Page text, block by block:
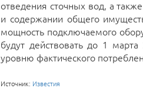
отведения сточных вод, а
и содержании общего
мощность подключаемого
будут действовать до 1
уровню фактического
Источник: Известия